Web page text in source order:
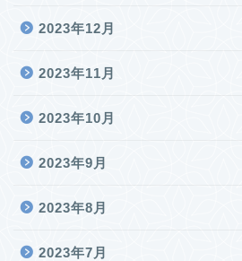
2023年12月
2023年11月
2023年10月
2023年9月
2023年8月
2023年7月